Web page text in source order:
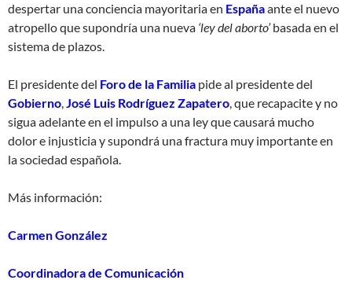
despertar una conciencia mayoritaria en Españaante el nuevo
atropello que supondría una nueva ‘ley del aborto’basada en el
sistema de plazos.
El presidente del Foro de la Familia pide al presidente del
Gobierno,José Luis Rodríguez Zapatero, que recapacite y no
sigua adelante en el impulso a una ley que causará mucho
dolor e injusticia y supondrá una fractura muy importante en
la sociedad española.
Más información:
Carmen González
Coordinadora de Comunicación